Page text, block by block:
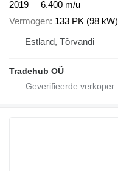
2019
6.400 m/u
Vermogen 133 PK (98 kW)
Estland, Tõrvandi
Tradehub OÜ